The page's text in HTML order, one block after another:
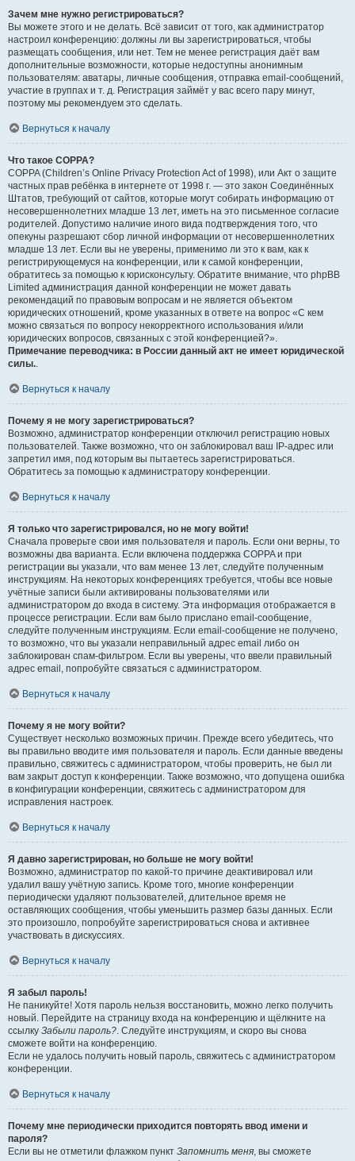
Зачем мне нужно регистрироваться?
Вы можете этого и не делать. Всё зависит от того, как администратор
настроил конференцию: должны ли вы зарегистрироваться, чтобы
размещать сообщения, или нет. Тем не менее регистрация даёт вам
дополнительные возможности, которые недоступны анонимным
пользователям: аватары, личные сообщения, отправка email-сообщений,
участие в группах и т. д. Регистрация займёт у вас всего пару минут,
поэтому мы рекомендуем это сделать.
Вернуться к началу
Что такое COPPA?
COPPA (Children’s Online Privacy Protection Act of 1998), или Акт о защите
частных прав ребёнка в интернете от 1998 г. — это закон Соединённых
Штатов, требующий от сайтов, которые могут собирать информацию от
несовершеннолетних младше 13 лет, иметь на это письменное согласие
родителей. Допустимо наличие иного вида подтверждения того, что
опекуны разрешают сбор личной информации от несовершеннолетних
младше 13 лет. Если вы не уверены, применимо ли это к вам, как к
регистрирующемуся на конференции, или к самой конференции,
обратитесь за помощью к юрисконсульту. Обратите внимание, что phpBB
Limited администрация данной конференции не может давать
рекомендаций по правовым вопросам и не является объектом
юридических отношений, кроме указанных в ответе на вопрос «С кем
можно связаться по вопросу некорректного использования и/или
юридических вопросов, связанных с этой конференцией?».
Примечание переводчика: в России данный акт не имеет юридической
силы..
Вернуться к началу
Почему я не могу зарегистрироваться?
Возможно, администратор конференции отключил регистрацию новых
пользователей. Также возможно, что он заблокировал ваш IP-адрес или
запретил имя, под которым вы пытаетесь зарегистрироваться.
Обратитесь за помощью к администратору конференции.
Вернуться к началу
Я только что зарегистрировался, но не могу войти!
Сначала проверьте свои имя пользователя и пароль. Если они верны, то
возможны два варианта. Если включена поддержка COPPA и при
регистрации вы указали, что вам менее 13 лет, следуйте полученным
инструкциям. На некоторых конференциях требуется, чтобы все новые
учётные записи были активированы пользователями или
администратором до входа в систему. Эта информация отображается в
процессе регистрации. Если вам было прислано email-сообщение,
следуйте полученным инструкциям. Если email-сообщение не получено,
то возможно, что вы указали неправильный адрес email либо он
заблокирован спам-фильтром. Если вы уверены, что ввели правильный
адрес email, попробуйте связаться с администратором.
Вернуться к началу
Почему я не могу войти?
Существует несколько возможных причин. Прежде всего убедитесь, что
вы правильно вводите имя пользователя и пароль. Если данные введены
правильно, свяжитесь с администратором, чтобы проверить, не был ли
вам закрыт доступ к конференции. Также возможно, что допущена ошибка
в конфигурации конференции, свяжитесь с администратором для
исправления настроек.
Вернуться к началу
Я давно зарегистрирован, но больше не могу войти!
Возможно, администратор по какой-то причине деактивировал или
удалил вашу учётную запись. Кроме того, многие конференции
периодически удаляют пользователей, длительное время не
оставляющих сообщения, чтобы уменьшить размер базы данных. Если
это произошло, попробуйте зарегистрироваться снова и активнее
участвовать в дискуссиях.
Вернуться к началу
Я забыл пароль!
Не паникуйте! Хотя пароль нельзя восстановить, можно легко получить
новый. Перейдите на страницу входа на конференцию и щёлкните на
ссылку Забыли пароль?. Следуйте инструкциям, и скоро вы снова
сможете войти на конференцию.
Если не удалось получить новый пароль, свяжитесь с администратором
конференции.
Вернуться к началу
Почему мне периодически приходится повторять ввод имени и
пароля?
Если вы не отметили флажком пункт Запомнить меня, вы сможете